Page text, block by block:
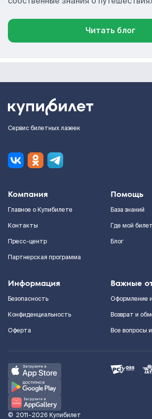
Читать блог
Сервис билетных лазеек
Компания
Главное о Купибилете
Контакты
Пресс-центр
Партнерская программа
Помощь
База знаний
Где мой билет
Блог
Информация
Безопасность
Конфиденциальность
Оферта
Важные
Оформление
Возврат и
Все вопросы
© 2011–2026 Купибилет